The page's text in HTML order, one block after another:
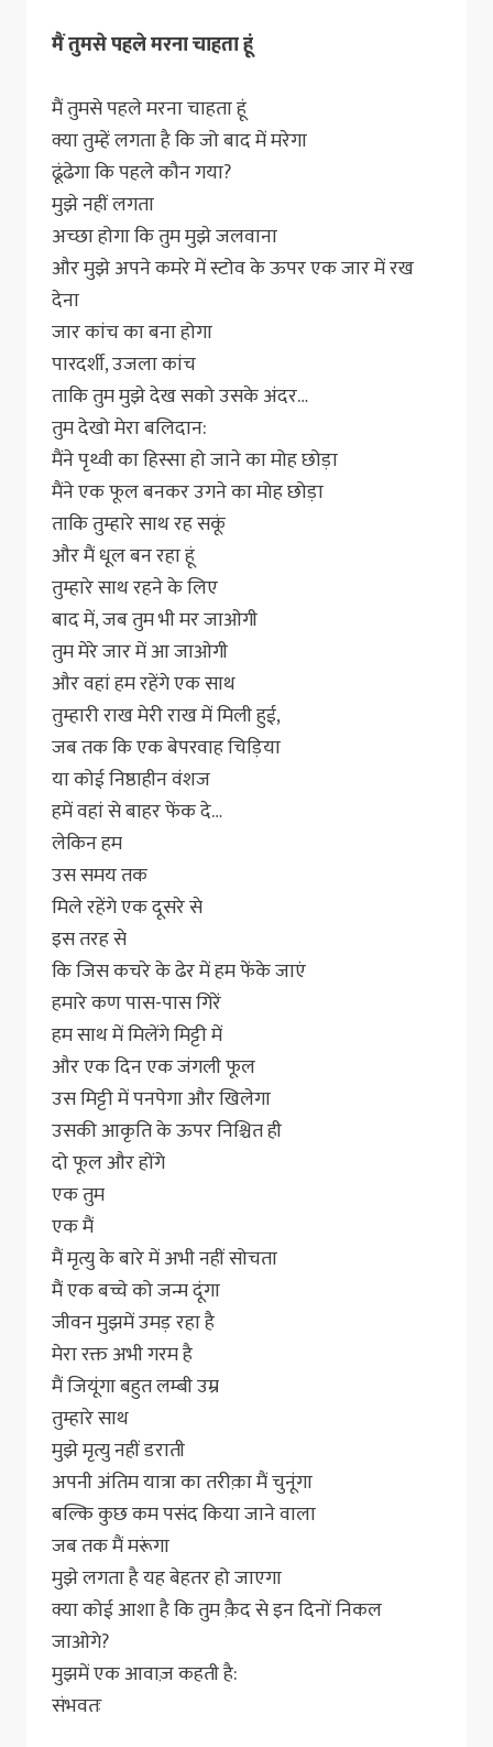
मैं तुमसे पहले मरना चाहता हूं
मैं तुमसे पहले मरना चाहता हूं
क्या तुम्हें लगता है कि जो बाद में मरेगा
ढूंढेगा कि पहले कौन गया?
मुझे नहीं लगता
अच्छा होगा कि तुम मुझे जलवाना
और मुझे अपने कमरे में स्टोव के ऊपर एक जार में रख
देना
जार कांच का बना होगा
पारदर्शी, उजला कांच
ताकि तुम मुझे देख सको उसके अंदर…
तुम देखो मेरा बलिदान:
मैंने पृथ्वी का हिस्सा हो जाने का मोह छोड़ा
मैंने एक फूल बनकर उगने का मोह छोड़ा
ताकि तुम्हारे साथ रह सकूं
और मैं धूल बन रहा हूं
तुम्हारे साथ रहने के लिए
बाद में, जब तुम भी मर जाओगी
तुम मेरे जार में आ जाओगी
और वहां हम रहेंगे एक साथ
तुम्हारी राख मेरी राख में मिली हुई,
जब तक कि एक बेपरवाह चिड़िया
या कोई निष्ठाहीन वंशज
हमें वहां से बाहर फेंक दे…
लेकिन हम
उस समय तक
मिले रहेंगे एक दूसरे से
इस तरह से
कि जिस कचरे के ढेर में हम फेंके जाएं
हमारे कण पास-पास गिरें
हम साथ में मिलेंगे मिट्टी में
और एक दिन एक जंगली फूल
उस मिट्टी में पनपेगा और खिलेगा
उसकी आकृति के ऊपर निश्चित ही
दो फूल और होंगे
एक तुम
एक मैं
मैं मृत्यु के बारे में अभी नहीं सोचता
मैं एक बच्चे को जन्म दूंगा
जीवन मुझमें उमड़ रहा है
मेरा रक्त अभी गरम है
मैं जियूंगा बहुत लम्बी उम्र
तुम्हारे साथ
मुझे मृत्यु नहीं डराती
अपनी अंतिम यात्रा का तरीक़ा मैं चुनूंगा
बल्कि कुछ कम पसंद किया जाने वाला
जब तक मैं मरूंगा
मुझे लगता है यह बेहतर हो जाएगा
क्या कोई आशा है कि तुम क़ैद से इन दिनों निकल
जाओगे?
मुझमें एक आवाज़ कहती है:
संभवतः